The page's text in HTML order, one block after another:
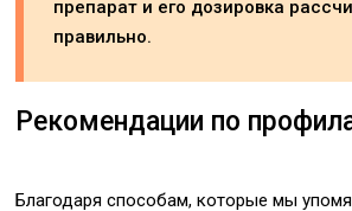
препарат и его дозировка
правильно.
Рекомендации по
Благодаря способам, которые мы